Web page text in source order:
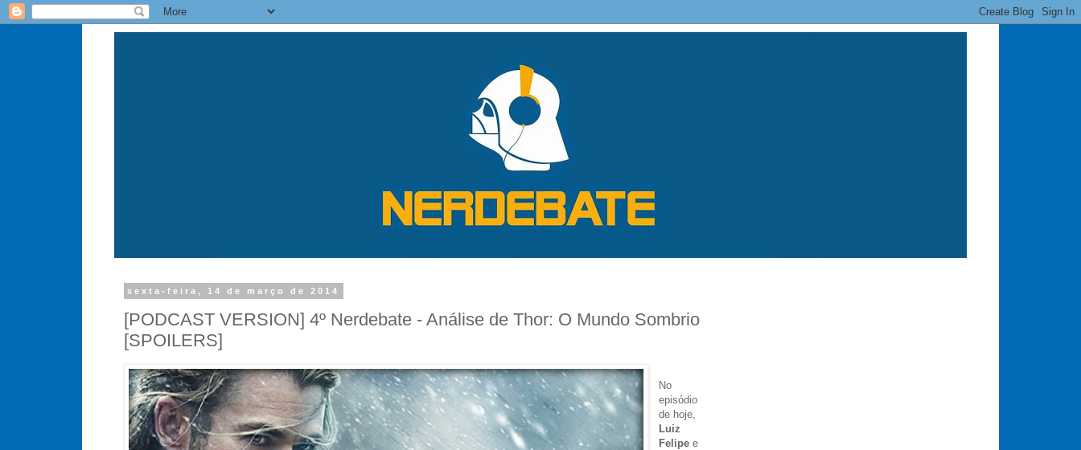
sexta-feira, 14 de março de 2014
[PODCAST VERSION] 4º Nerdebate - Análise de Thor: O Mundo Sombrio
[SPOILERS]
No
episódio
de hoje,
Luiz
Felipe e